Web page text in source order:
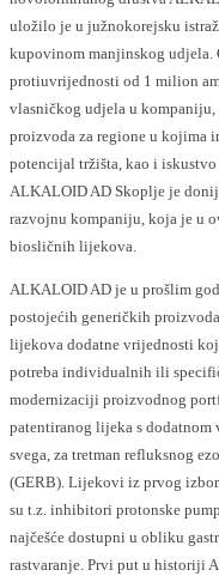
uložilo je u južnokorejsku
kupovinom manjinskog udjela.
protiuvrijednosti od 1 milion
vlasničkog udjela u
proizvoda za regione u kojima
potencijal tržišta, kao i
АLKALOID AD Skoplje je
razvojnu kompaniju, koja je u
biosličnih lijekova.
АLKALOID AD je u prošlim
postojećih generičkih
lijekova dodatne vrijednosti
potreba individualnih ili
modernizaciji proizvodnog
patentiranog lijeka s
svega, za tretman refluksnog
(GERB). Lijekovi iz prvog
su t.z. inhibitori protonske
najčešće dostupni u obliku
rastvaranje. Prvi put u historiji